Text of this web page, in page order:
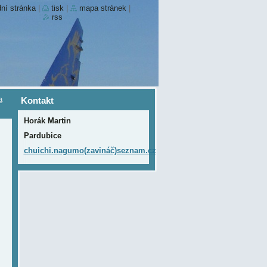
Kontakt
Horák Martin
Pardubice
chuichi.nagumo(zavináč)seznam.cz
stránka tisk mapa stránek
rss